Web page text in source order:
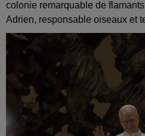
colonie remarquable de
Adrien, responsable oiseaux et